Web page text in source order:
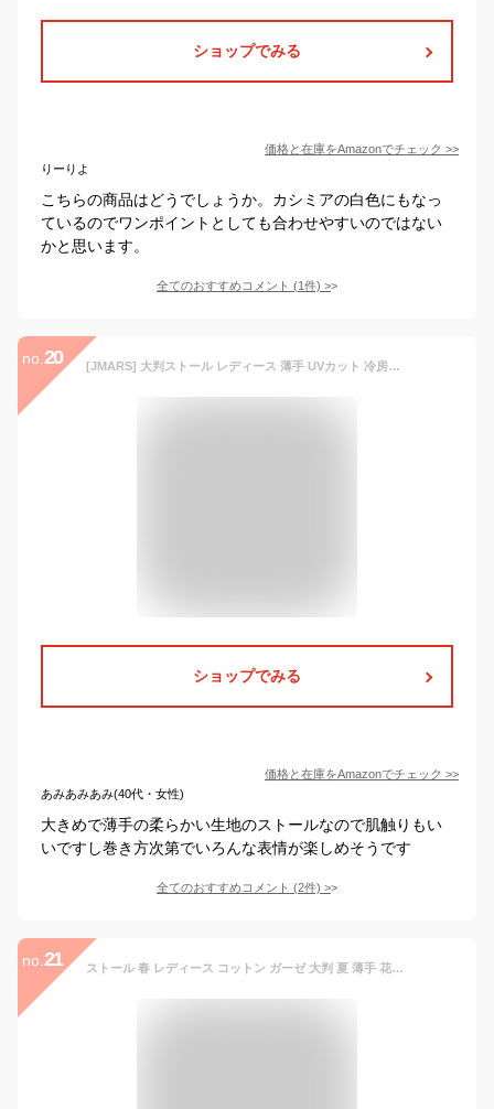
ショップでみる
価格と在庫をAmazonでチェック >>
りーりよ
こちらの商品はどうでしょうか。カシミアの白色にもなっ
ているのでワンポイントとしても合わせやすいのではない
かと思います。
全てのおすすめコメント (1件) >
no. 20 [JMARS] 大判ストール レディース 薄手 UVカット 冷房対策 柔らかい シンプルな無地 オールシーズンタイプ (アイビーグリーン)
ショップでみる
価格と在庫をAmazonでチェック >>
あみあみあみ(40代・女性)
大きめで薄手の柔らかい生地のストールなので肌触りもい
いですし巻き方次第でいろんな表情が楽しめそうです
全てのおすすめコメント (2件) >
no. 21 ストール 春 レディース コットン ガーゼ 大判 夏 薄手 花柄 刺繍 uvケア uvカット 紫外線 春夏 綿 冷房対策 マフラー ショール 大判ストール メール便 送料無料